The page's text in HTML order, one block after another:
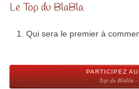
Le Top du BlaBla
Qui sera le premier à
PARTICIPEZ
Top du Blabla